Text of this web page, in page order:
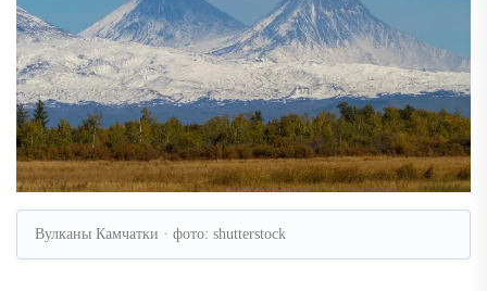
Вулканы Камчатки · фото: shutterstock